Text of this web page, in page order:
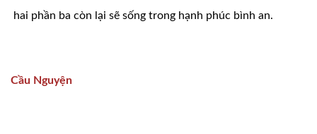
hai phần ba còn lại sẽ sống trong hạnh phúc bình an.
Cầu Nguyện